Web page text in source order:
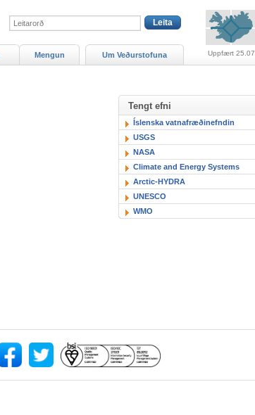
Tengt efni
Íslenska vatnafræðinefndin
USGS
NASA
Climate and Energy Systems
Arctic-HYDRA
UNESCO
WMO
Mengun Um Veðurstofuna Uppfært 25.07